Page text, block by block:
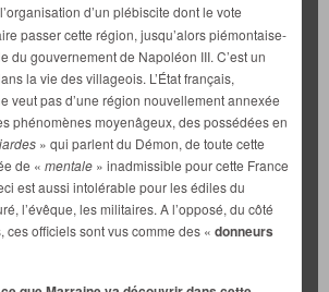
d’un plébiscite dont le vote
passer cette région, jusqu’alors piémontaise-
du gouvernement de Napoléon III. C’est un
la vie des villageois. L’État français,
veut pas d’une région nouvellement annexée
phénomènes moyenâgeux, des possédées en
» qui parlent du Démon, de toute cette
de « mentale » inadmissible pour cette France
est aussi intolérable pour les édiles du
l’évêque, les militaires. A l’opposé, du côté
officiels sont vus comme des « donneurs